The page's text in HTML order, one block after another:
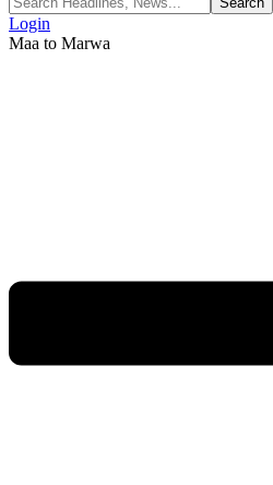
Login
Maa to Marwa